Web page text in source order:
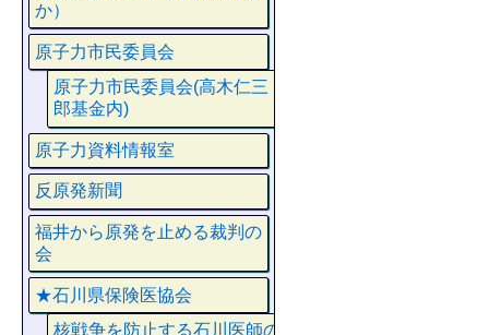
か）
原子力市民委員会
原子力市民委員会(高木仁三
郎基金内)
原子力資料情報室
反原発新聞
福井から原発を止める裁判の
会
★石川県保険医協会
核戦争を防止する石川医師の